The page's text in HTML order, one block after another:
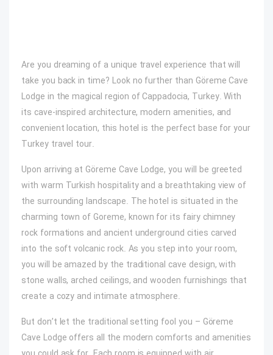
Are you dreaming of a unique travel experience that will
take you back in time? Look no further than Göreme Cave
Lodge in the magical region of Cappadocia, Turkey. With
its cave-inspired architecture, modern amenities, and
convenient location, this hotel is the perfect base for your
Turkey travel tour.
Upon arriving at Göreme Cave Lodge, you will be greeted
with warm Turkish hospitality and a breathtaking view of
the surrounding landscape. The hotel is situated in the
charming town of Goreme, known for its fairy chimney
rock formations and ancient underground cities carved
into the soft volcanic rock. As you step into your room,
you will be amazed by the traditional cave design, with
stone walls, arched ceilings, and wooden furnishings that
create a cozy and intimate atmosphere.
But don’t let the traditional setting fool you – Göreme
Cave Lodge offers all the modern comforts and amenities